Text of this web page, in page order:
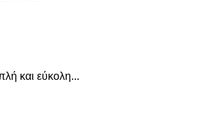
και εύκολη...